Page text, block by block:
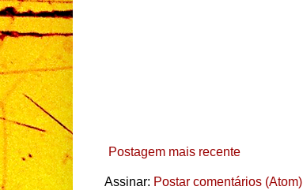
Postagem mais recente
Assinar: Postar comentários (Atom)